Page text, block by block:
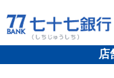
店